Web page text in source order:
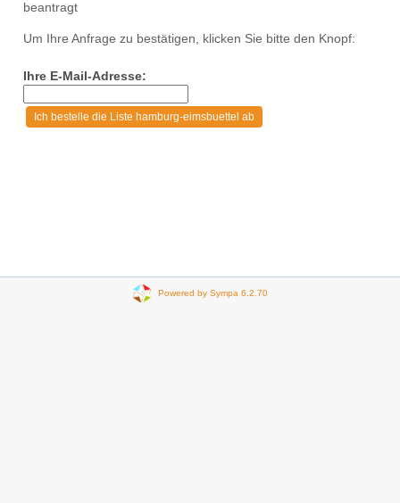
beantragt
Um Ihre Anfrage zu bestätigen, klicken Sie bitte den Knopf:
Ihre E-Mail-Adresse:
Powered by Sympa 6.2.70